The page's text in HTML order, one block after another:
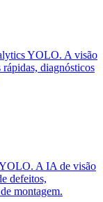
YOLO. A visão
diagnósticos
A IA de visão
defeitos,
montagem.